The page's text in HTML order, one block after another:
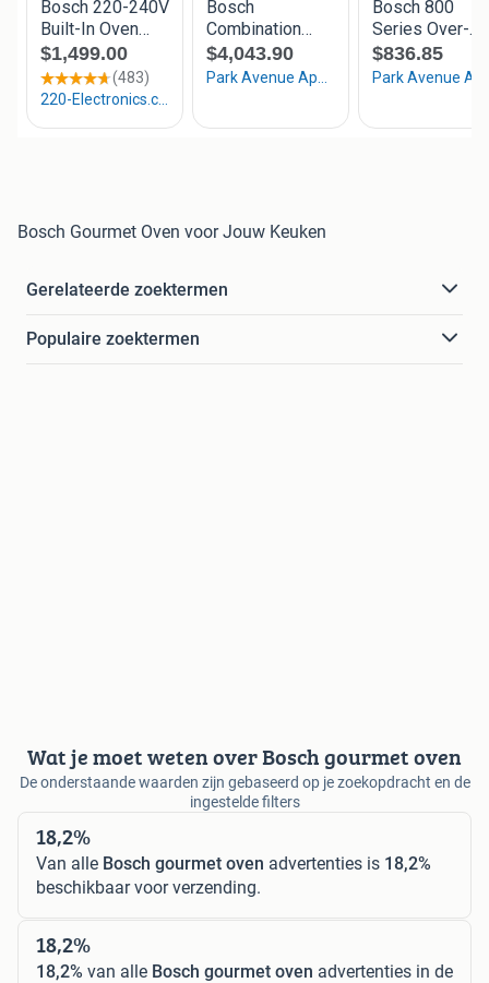
Bosch Gourmet Oven voor Jouw Keuken
Gerelateerde zoektermen
Populaire zoektermen
Wat je moet weten over Bosch gourmet oven
De onderstaande waarden zijn gebaseerd op je zoekopdracht en de
ingestelde filters
18,2%
Van alle Bosch gourmet oven advertenties is 18,2%
beschikbaar voor verzending.
18,2%
18,2% van alle Bosch gourmet oven advertenties in de